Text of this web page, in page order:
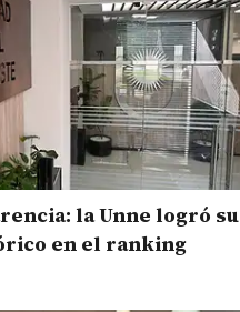
la Unne logró su
en el ranking